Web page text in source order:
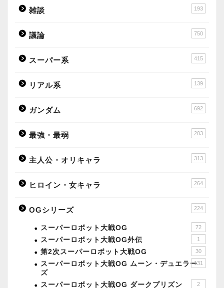
雑談 193
議論 750
スーパー系 415
リアル系 139
ガンダム 692
最強・最弱 203
主人公・オリキャラ 313
ヒロイン・女キャラ 264
OGシリーズ 224
スーパーロボット大戦OG 72
スーパーロボット大戦OG外伝 1
第2次スーパーロボット大戦OG 30
スーパーロボット大戦OG ムーン・デュエラー
ズ
131
スーパーロボット大戦OG ダークプリズン 2